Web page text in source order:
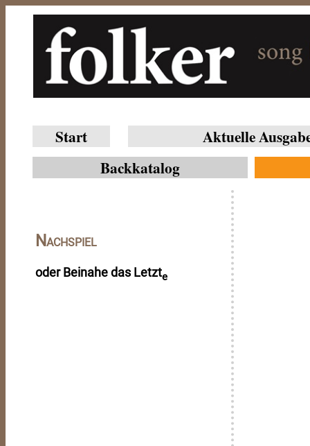
Start
Aktuelle
Backkatalog
Nachspiel
oder Beinahe das Letzte